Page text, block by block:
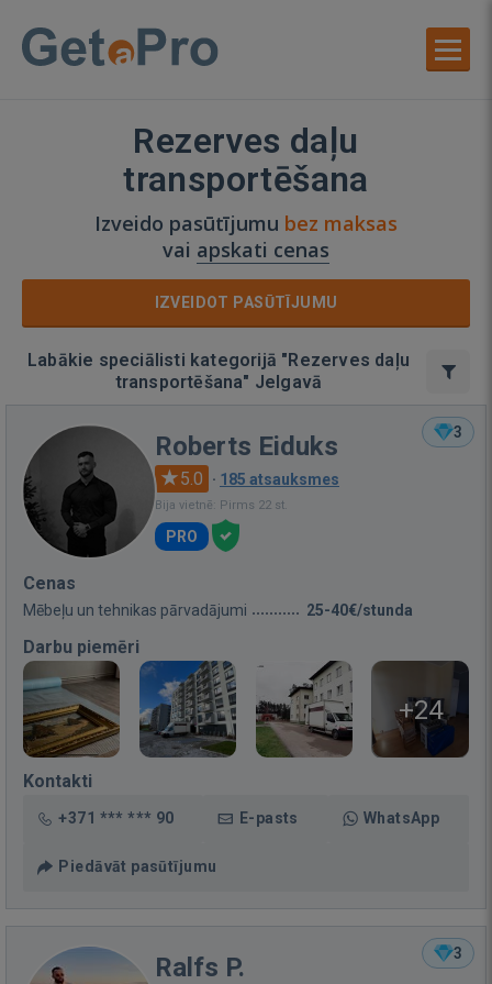
Rezerves daļu
transportēšana
Izveido pasūtījumu bez maksas
vai apskati cenas
IZVEIDOT PASŪTĪJUMU
Labākie speciālisti kategorijā "Rezerves daļu
transportēšana" Jelgavā
3
Roberts Eiduks
5.0 · 185 atsauksmes
Bija vietnē: Pirms 22 st.
PRO
Cenas
Mēbeļu un tehnikas pārvadājumi 25-40€/stunda
Darbu piemēri
+24
Kontakti
+371 *** *** 90 E-pasts WhatsApp
Piedāvāt pasūtījumu
3
Ralfs P.